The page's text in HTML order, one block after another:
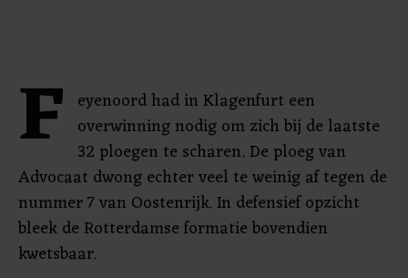
F eyenoord had in Klagenfurt een
overwinning nodig om zich bij de laatste
32 ploegen te scharen. De ploeg van
Advocaat dwong echter veel te weinig af tegen de
nummer 7 van Oostenrijk. In defensief opzicht
bleek de Rotterdamse formatie bovendien
kwetsbaar.